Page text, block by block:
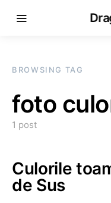
BROWSING TAG
foto
1 post
Culorile
de Sus